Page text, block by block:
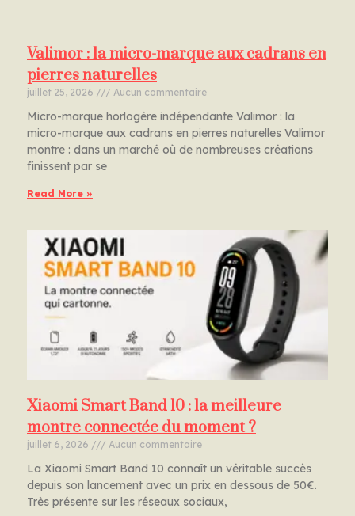
Valimor : la micro-marque aux cadrans en
pierres naturelles
juillet 25, 2026 Aucun commentaire
Micro-marque horlogère indépendante Valimor : la
micro-marque aux cadrans en pierres naturelles Valimor
montre : dans un marché où de nombreuses créations
finissent par se
Read More »
Xiaomi Smart Band 10 : la meilleure
montre connectée du moment ?
juillet 6, 2026 Aucun commentaire
La Xiaomi Smart Band 10 connaît un véritable succès
depuis son lancement avec un prix en dessous de 50€.
Très présente sur les réseaux sociaux,